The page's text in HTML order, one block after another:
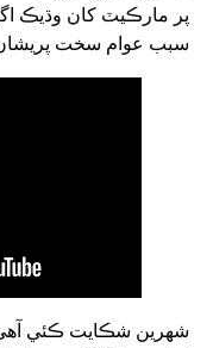
پر مارڪيٽ کان وڌيڪ
سبب عوام سخت
شهرين شڪايت ڪئي آهي